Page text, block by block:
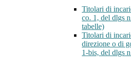
Titolari di
co. 1, del dlgs
tabelle)
Titolari di
direzione o di
1-bis, del dlgs